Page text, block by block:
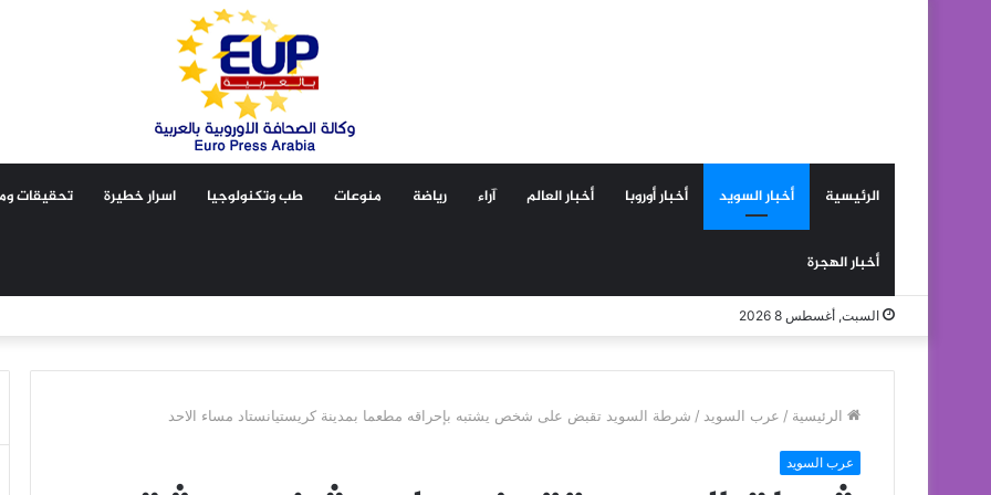
الرئيسية أخبار السويد أخبار أوروبا أخبار العالم آراء رياضة منوعات طب وتكنولوجيا اسرار خطيرة تحقيقات
أخبار الهجرة
السبت, أغسطس 8 2026
الرئيسية / عرب السويد / شرطة السويد تقبض على شخص يشتبه بإحراقه مطعما بمدينة كريستيانستاد مساء الاحد
عرب السويد